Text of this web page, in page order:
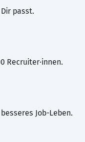
passt.
Recruiter·innen.
Job-Leben.